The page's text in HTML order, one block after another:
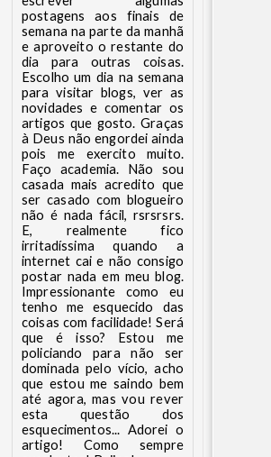
postagens aos finais de
semana na parte da manhã
e aproveito o restante do
dia para outras coisas.
Escolho um dia na semana
para visitar blogs, ver as
novidades e comentar os
artigos que gosto. Graças
à Deus não engordei ainda
pois me exercito muito.
Faço academia. Não sou
casada mais acredito que
ser casado com blogueiro
não é nada fácil, rsrsrsrs.
E, realmente fico
irritadíssima quando a
internet cai e não consigo
postar nada em meu blog.
Impressionante como eu
tenho me esquecido das
coisas com facilidade! Será
que é isso? Estou me
policiando para não ser
dominada pelo vício, acho
que estou me saindo bem
até agora, mas vou rever
esta questão dos
esquecimentos... Adorei o
artigo! Como sempre